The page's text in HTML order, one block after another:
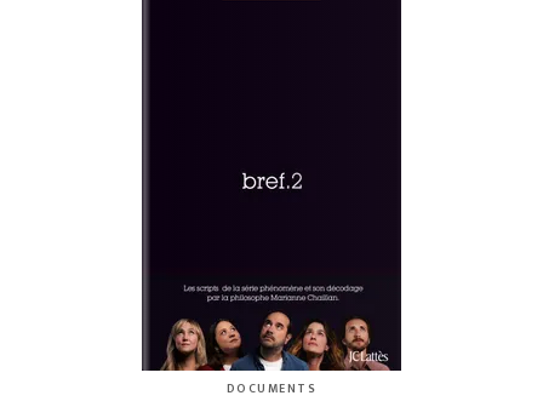
DOCUMENTS